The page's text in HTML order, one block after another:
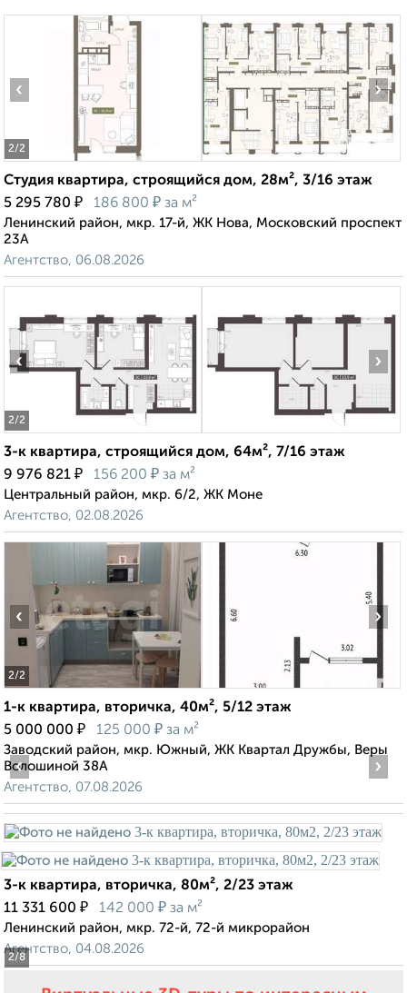
2/2
‹ ›
Студия квартира, строящийся дом, 28м², 3/16 этаж
5 295 780 ₽ 186 800 ₽ за м²
Ленинский район, мкр. 17-й, ЖК Нова, Московский проспект
23А
Агентство, 06.08.2026
2/2
‹ ›
3-к квартира, строящийся дом, 64м², 7/16 этаж
9 976 821 ₽ 156 200 ₽ за м²
Центральный район, мкр. 6/2, ЖК Моне
Агентство, 02.08.2026
2/2
‹ ›
1-к квартира, вторичка, 40м², 5/12 этаж
5 000 000 ₽ 125 000 ₽ за м²
Заводский район, мкр. Южный, ЖК Квартал Дружбы, Веры
Волошиной 38А
Агентство, 07.08.2026
2/8
‹ ›
3-к квартира, вторичка, 80м², 2/23 этаж
11 331 600 ₽ 142 000 ₽ за м²
Ленинский район, мкр. 72-й, 72-й микрорайон
Агентство, 04.08.2026